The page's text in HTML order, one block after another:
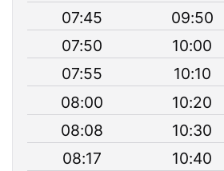
07:45
09:50
07:50
10:00
07:55
10:10
08:00
10:20
08:08
10:30
08:17
10:40